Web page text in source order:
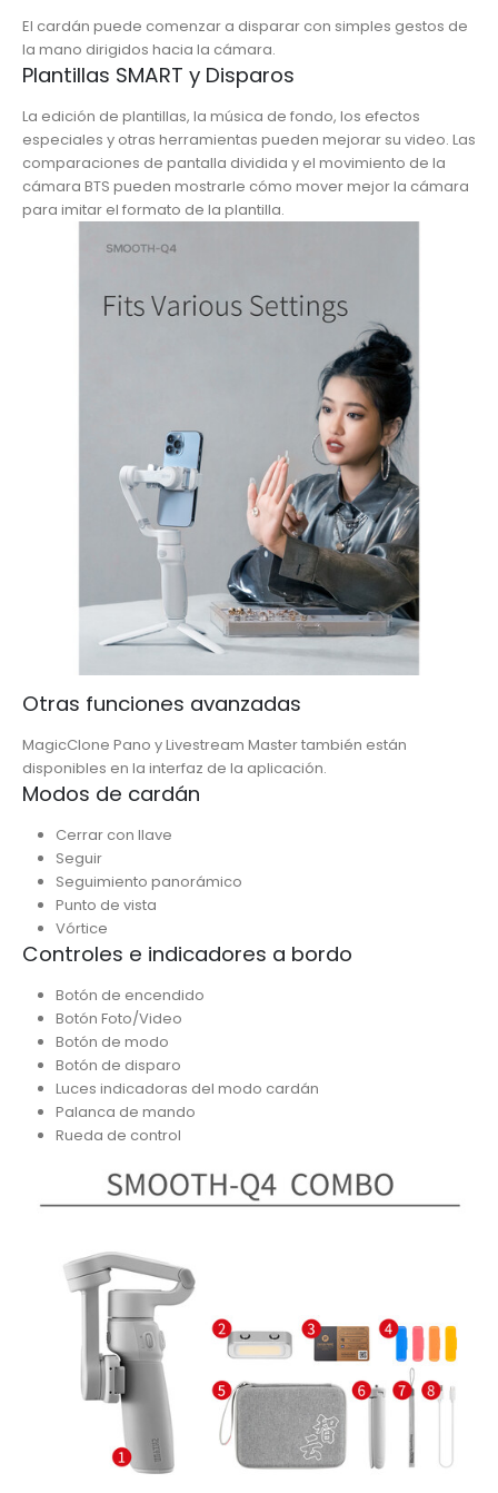
El cardán puede comenzar a disparar con simples gestos de
la mano dirigidos hacia la cámara.
Plantillas SMART y Disparos
La edición de plantillas, la música de fondo, los efectos
especiales y otras herramientas pueden mejorar su video. Las
comparaciones de pantalla dividida y el movimiento de la
cámara BTS pueden mostrarle cómo mover mejor la cámara
para imitar el formato de la plantilla.
Otras funciones avanzadas
MagicClone Pano y Livestream Master también están
disponibles en la interfaz de la aplicación.
Modos de cardán
Cerrar con llave
Seguir
Seguimiento panorámico
Punto de vista
Vórtice
Controles e indicadores a bordo
Botón de encendido
Botón Foto/Video
Botón de modo
Botón de disparo
Luces indicadoras del modo cardán
Palanca de mando
Rueda de control